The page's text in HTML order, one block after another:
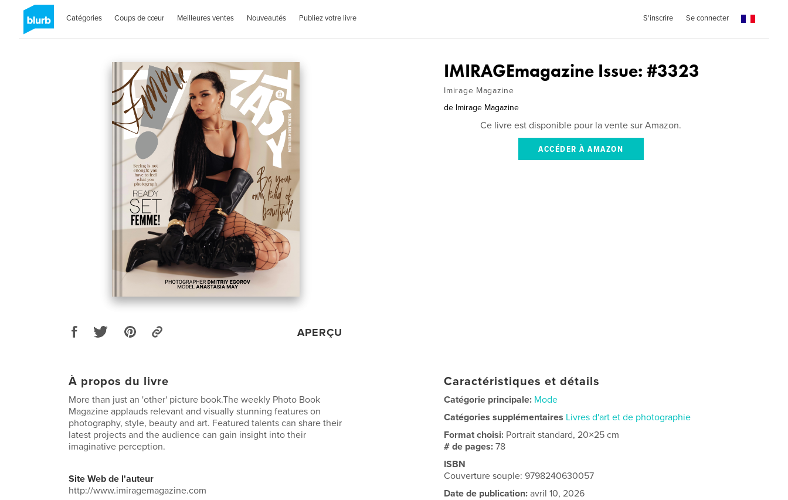
Catégories Coups de cœur Meilleures ventes Nouveautés Publiez votre livre S'inscrire Se connecter
APERÇU
IMIRAGEmagazine Issue: #3323
Imirage Magazine
de Imirage Magazine
Ce livre est disponible pour la vente sur Amazon.
ACCÉDER À AMAZON
À propos du livre
More than just an 'other' picture book.The weekly Photo Book
Magazine applauds relevant and visually stunning features on
photography, style, beauty and art. Featured talents can share their
latest projects and the audience can gain insight into their
imaginative perception.
Site Web de l'auteur
http://www.imiragemagazine.com
Caractéristiques et détails
Catégorie principale: Mode
Catégories supplémentaires Livres d'art et de photographie
Format choisi: Portrait standard, 20×25 cm
# de pages:78
ISBN
Couverture souple: 9798240630057
Date de publication: avril 10, 2026